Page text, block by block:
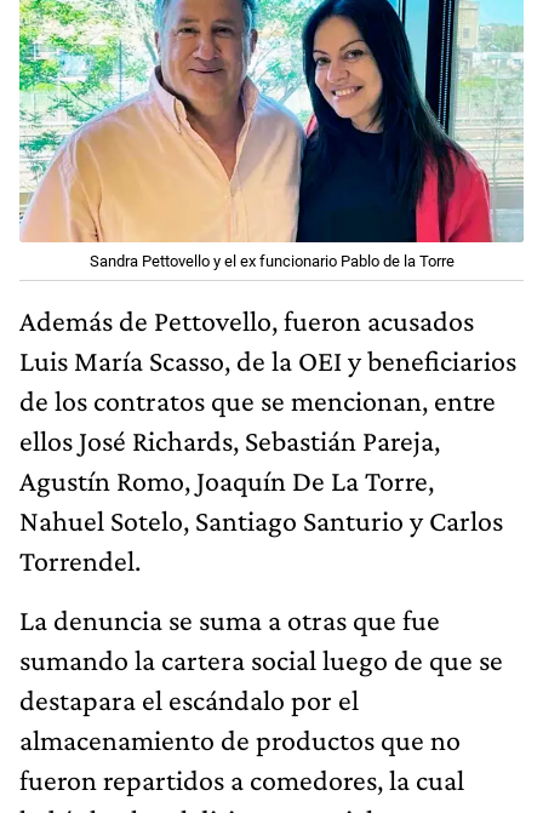
Sandra Pettovello y el ex funcionario Pablo de la Torre
Además de Pettovello, fueron acusados
Luis María Scasso, de la OEI y beneficiarios
de los contratos que se mencionan, entre
ellos José Richards, Sebastián Pareja,
Agustín Romo, Joaquín De La Torre,
Nahuel Sotelo, Santiago Santurio y Carlos
Torrendel.
La denuncia se suma a otras que fue
sumando la cartera social luego de que se
destapara el escándalo por el
almacenamiento de productos que no
fueron repartidos a comedores, la cual